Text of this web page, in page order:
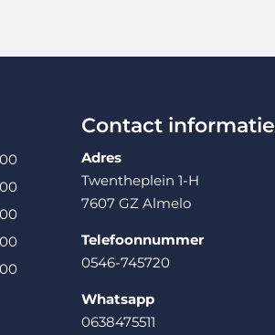
Contact informatie
Adres
Twentheplein 1-H
7607 GZ Almelo
Telefoonnummer
0546-745720
Whatsapp
0638475511